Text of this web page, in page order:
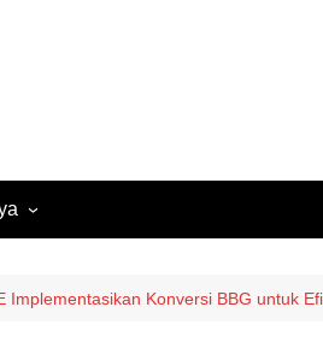
Konversi BBG untuk